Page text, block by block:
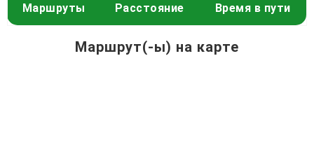
Маршруты Расстояние Время в пути
Маршрут(-ы) на карте